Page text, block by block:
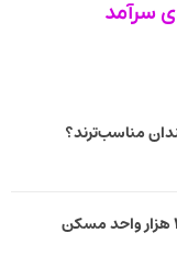
سرآمد
مناسب‌ترند؟
آماده سازی زمین برای ساخت ۴۵ هزار واحد مسکن